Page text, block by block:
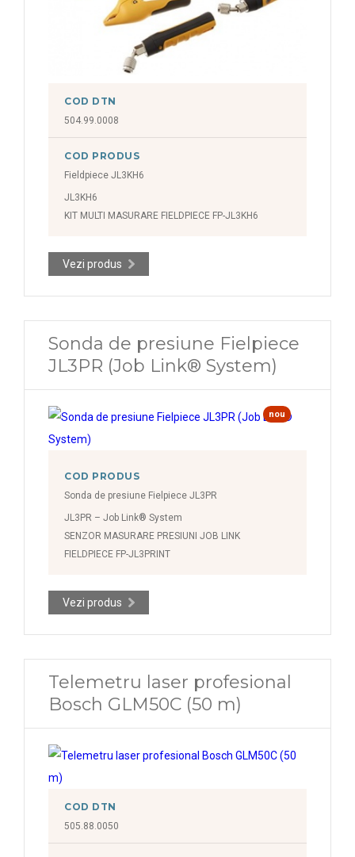
COD DTN
504.99.0008
COD PRODUS
Fieldpiece JL3KH6
JL3KH6
KIT MULTI MASURARE FIELDPIECE FP-JL3KH6
Vezi produs
Sonda de presiune Fielpiece
JL3PR (Job Link® System)
nou
COD PRODUS
Sonda de presiune Fielpiece JL3PR
JL3PR – Job Link® System
SENZOR MASURARE PRESIUNI JOB LINK
FIELDPIECE FP-JL3PRINT
Vezi produs
Telemetru laser profesional
Bosch GLM50C (50 m)
COD DTN
505.88.0050